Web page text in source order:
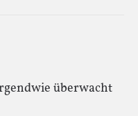
überwacht